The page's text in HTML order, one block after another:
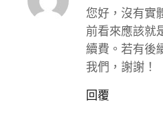
您好，沒有實
前看來應該就
續費。若有後
我們，謝謝！
回覆